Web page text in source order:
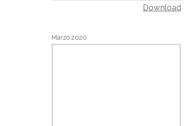
Download
Marzo 2020